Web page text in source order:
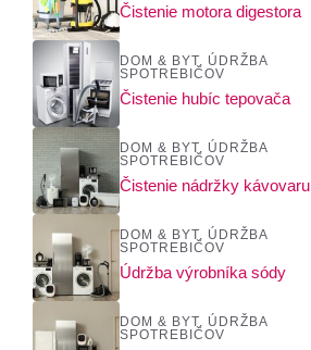
Čistenie motora digestora
DOM & BYT, ÚDRŽBA
SPOTREBIČOV
Čistenie hubíc tepovača
DOM & BYT, ÚDRŽBA
SPOTREBIČOV
Čistenie nádržky kávovaru
DOM & BYT, ÚDRŽBA
SPOTREBIČOV
Údržba výrobníka sódy
DOM & BYT, ÚDRŽBA
SPOTREBIČOV